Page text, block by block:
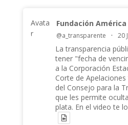
Avata
r
Fundación
@a_transparente · 20
La transparencia
tener "fecha de
a la Corporación
Corte de
del Consejo para la
que les permite
plata. En el video te